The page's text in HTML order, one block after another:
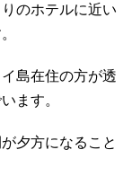
のホテルに近い
島在住の方が透
ます。
夕方になること